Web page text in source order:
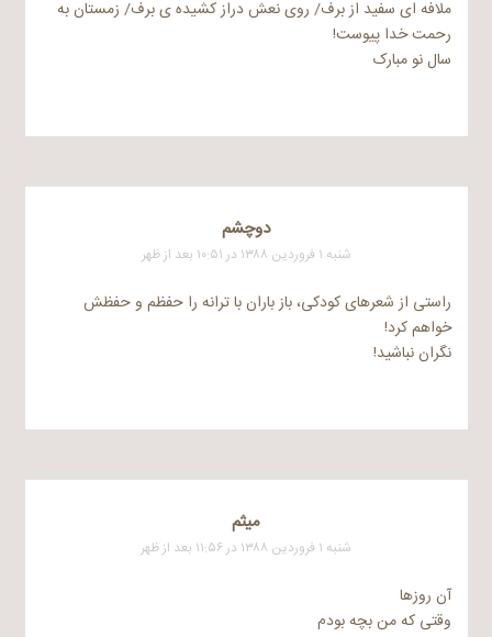
ملافه ای سفید از برف/ روی نعش دراز کشیده ی برف/ زمستان به
رحمت خدا پیوست!
سال نو مبارک
دوچشم
شنبه ۱ فروردین ۱۳۸۸ در ۱۰:۵۱ بعد از ظهر
راستی از شعرهای کودکی، باز باران با ترانه را حفظم و حفظش
خواهم کرد!
نگران نباشید!
میثم
شنبه ۱ فروردین ۱۳۸۸ در ۱۱:۵۶ بعد از ظهر
آن روزها
وقتی که من بچه بودم